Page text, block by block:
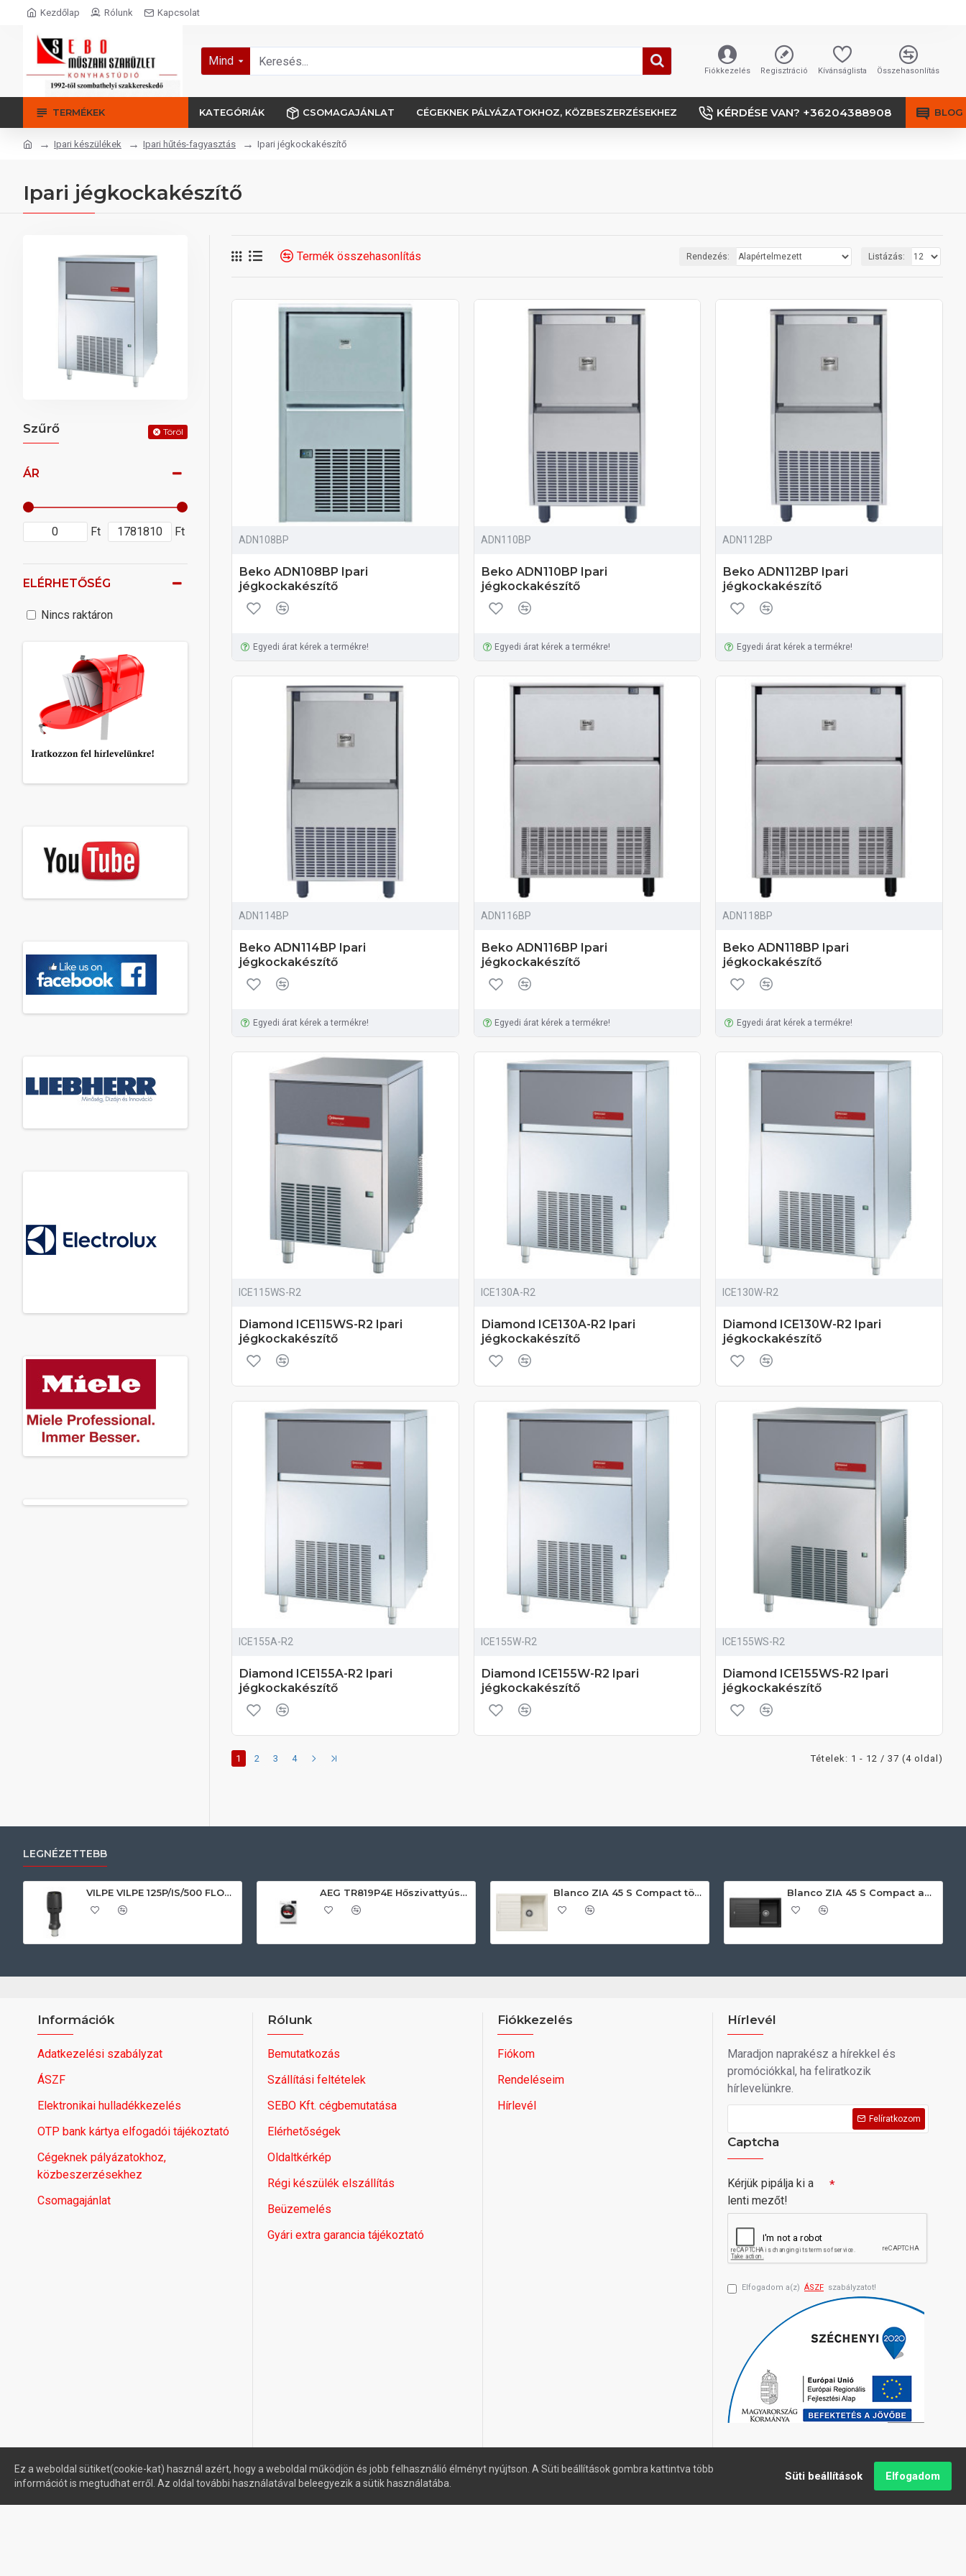
Kezdőlap Rólunk Kapcsolat
Mind
Fiókkezelés Regisztráció Kívánságlista Összehasonlítás
TERMÉKEK KATEGÓRIÁK CSOMAGAJÁNLAT CÉGEKNEK PÁLYÁZATOKHOZ, KÖZBESZERZÉSEKHEZ KÉRDÉSE VAN? +36204388908 BLOG
Ipari készülékek Ipari hűtés-fagyasztás Ipari jégkockakészítő
Ipari jégkockakészítő
Szűrő Töröl
ÁR
Ft Ft
ELÉRHETŐSÉG
Nincs raktáron
Termék összehasonlítás Rendezés: Listázás:
ADN108BP
Beko ADN108BP Ipari
jégkockakészítő
Egyedi árat kérek a termékre!
ADN110BP
Beko ADN110BP Ipari
jégkockakészítő
Egyedi árat kérek a termékre!
ADN112BP
Beko ADN112BP Ipari
jégkockakészítő
Egyedi árat kérek a termékre!
ADN114BP
Beko ADN114BP Ipari
jégkockakészítő
Egyedi árat kérek a termékre!
ADN116BP
Beko ADN116BP Ipari
jégkockakészítő
Egyedi árat kérek a termékre!
ADN118BP
Beko ADN118BP Ipari
jégkockakészítő
Egyedi árat kérek a termékre!
ICE115WS-R2
Diamond ICE115WS-R2 Ipari
jégkockakészítő
ICE130A-R2
Diamond ICE130A-R2 Ipari
jégkockakészítő
ICE130W-R2
Diamond ICE130W-R2 Ipari
jégkockakészítő
ICE155A-R2
Diamond ICE155A-R2 Ipari
jégkockakészítő
ICE155W-R2
Diamond ICE155W-R2 Ipari
jégkockakészítő
ICE155WS-R2
Diamond ICE155WS-R2 Ipari
jégkockakészítő
1 2 3 4 Tételek: 1 - 12 / 37 (4 oldal)
LEGNÉZETTEBB
VILPE VILPE 125P/IS/500 FLOW tetőszellőző, fekete Szellőztető ventilátor tartozékok AEG TR819P4E Hőszivattyús szárítógép Blanco ZIA 45 S Compact törtfehér exc.n. 527197 Gránit mosogatótálca Blanco ZIA 45 S Compact antracit exc.n 524721 Gránit mosogatótálca
Információk
Adatkezelési szabályzat
ÁSZF
Elektronikai hulladékkezelés
OTP bank kártya elfogadói tájékoztató
Cégeknek pályázatokhoz,
közbeszerzésekhez
Csomagajánlat
Rólunk
Bemutatkozás
Szállítási feltételek
SEBO Kft. cégbemutatása
Elérhetőségek
Oldaltkérkép
Régi készülék elszállítás
Beüzemelés
Gyári extra garancia tájékoztató
Fiókkezelés
Fiókom
Rendeléseim
Hírlevél
Hírlevél
Maradjon naprakész a hírekkel és
promóciókkal, ha feliratkozik
hírlevelünkre.
Felíratkozom
Captcha
Kérjük pipálja ki a
lenti mezőt!
Elfogadom a(z) ÁSZF szabályzatot!
Profimuszaki.hu - exPanda ERP
Ez a weboldal sütiket(cookie-kat) használ azért, hogy a weboldal működjön és jobb felhasználió élményt nyújtson. A Süti beállítások gombra kattintva több
információt is megtudhat erről. Az oldal további használatával beleegyezik a sütik használatába.
Süti beállítások Elfogadom